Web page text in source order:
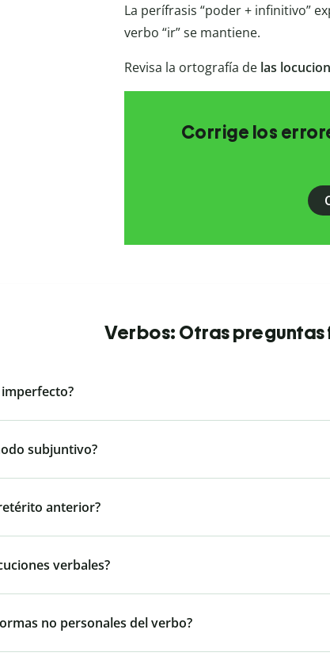
La perífrasis “poder + infinitivo”
verbo “ir” se mantiene.
Revisa la ortografía de las
Corrige los
Verbos: Otras
subjuntivo?
anterior?
verbales?
no personales del verbo?